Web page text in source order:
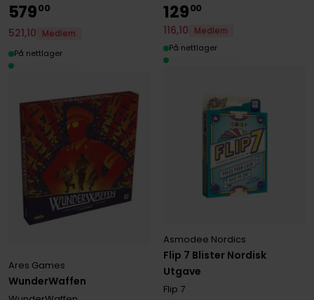
WunderWaffen
Ares Games
57900
521,10
Medlem
På nettlager
Flip 7 Blister Nordisk
Utgave
Asmodee Nordics
Flip 7
12900
116,10
Medlem
På nettlager